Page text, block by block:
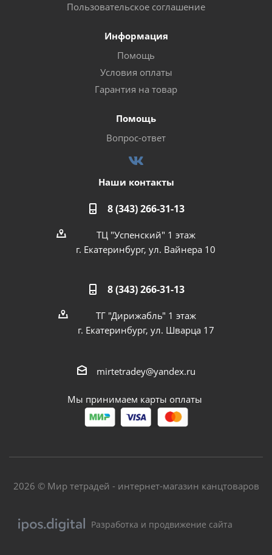
Пользовательское соглашение
Информация
Помощь
Условия оплаты
Гарантия на товар
Помощь
Вопрос-ответ
Наши контакты
8 (343) 266-31-13
ТЦ "Успенский" 1 этаж
г. Екатеринбург, ул. Вайнера 10
8 (343) 266-31-13
ТГ "Дирижабль" 1 этаж
г. Екатеринбург, ул. Шварца 17
mirtetradey@yandex.ru
Мы принимаем карты оплаты
2026 © Мир тетрадей - интернет-магазин канцтоваров
Разработка и продвижение сайта